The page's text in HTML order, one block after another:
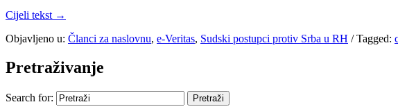
Cijeli tekst →
Objavljeno u: Članci za naslovnu, e-Veritas, Sudski postupci protiv Srba u RH /Tagged:
Pretraživanje
Search for: